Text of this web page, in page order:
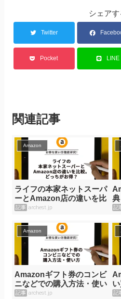
シェアす
Twitter
Pocket LINE
関連記事
Amazon
ライフの本家ネットスーパ
ーとAmazon店の違いを比
較。どっちがお得？
記事 archest.jp 記
Amazon
Amazonギフト券のコンビ
ニなどでの購入方法・使い
方
記事 archest.jp 記